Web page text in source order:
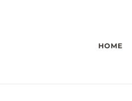
HOME